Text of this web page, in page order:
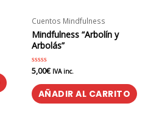
Cuentos Mindfulness
Mindfulness “Arbolín y
Arbolás”
Valorado
en
0
de
5
5,00€ IVA inc.
AÑADIR AL CARRITO